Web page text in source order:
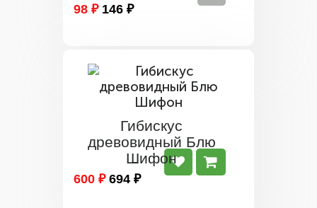
98 ₽ 146 ₽
Гибискус
древовидный Блю
Шифон
600 ₽ 694 ₽